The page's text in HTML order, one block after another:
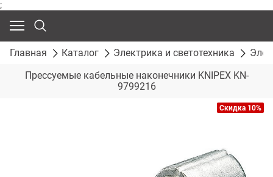
;
Главная Каталог Электрика и светотехника
Прессуемые кабельные наконечники KNIPEX KN-
9799216
Скидка 10%